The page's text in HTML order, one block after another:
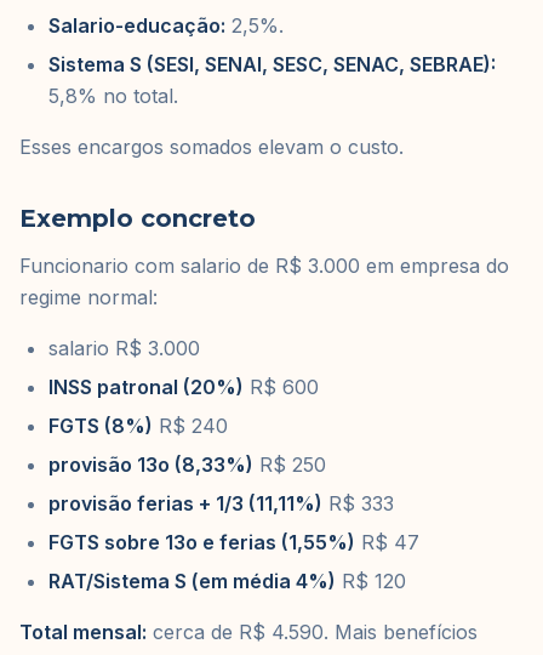
Salario-educação: 2,5%.
Sistema S (SESI, SENAI, SESC, SENAC, SEBRAE):
5,8% no total.
Esses encargos somados elevam o custo.
Exemplo concreto
Funcionario com salario de R$ 3.000 em empresa do
regime normal:
salario R$ 3.000
INSS patronal (20%) R$ 600
FGTS (8%) R$ 240
provisão 13o (8,33%) R$ 250
provisão ferias + 1/3 (11,11%) R$ 333
FGTS sobre 13o e ferias (1,55%) R$ 47
RAT/Sistema S (em média 4%) R$ 120
Total mensal: cerca de R$ 4.590. Mais benefícios